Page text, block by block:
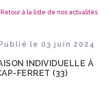
Retour à la liste de nos actualités
publié le 03 juin 2024
INDIVIDUELLE À
FERRET (33)